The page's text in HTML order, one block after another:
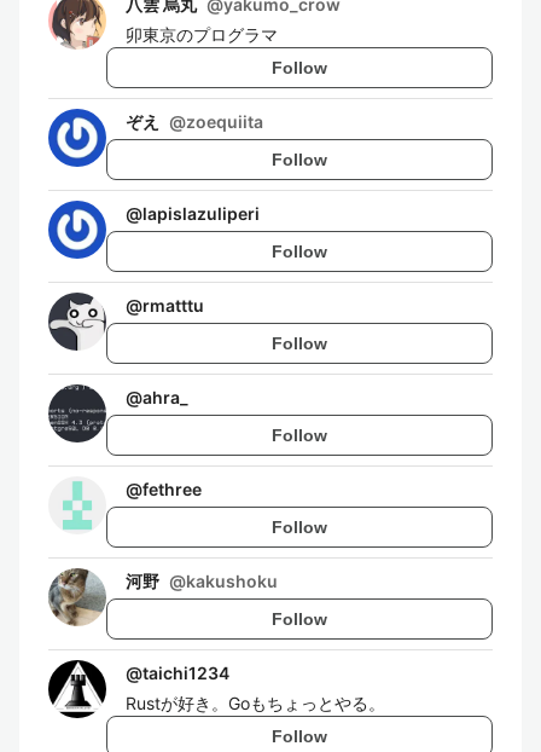
八雲 烏丸 @yakumo_crow
卯東京のプログラマ
Follow
ぞえ @zoequiita
Follow
@lapislazuliperi
Follow
@rmatttu
Follow
@ahra_
Follow
@fethree
Follow
河野 @kakushoku
Follow
@taichi1234
Rustが好き。Goもちょっとやる。
Follow